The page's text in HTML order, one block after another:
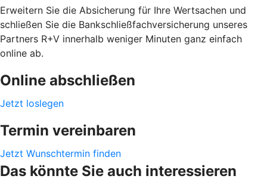
Erweitern Sie die Absicherung für Ihre Wertsachen und
schließen Sie die Bankschließfachversicherung unseres
Partners R+V innerhalb weniger Minuten ganz einfach
online ab.
Online abschließen
Jetzt loslegen
Termin vereinbaren
Jetzt Wunschtermin finden
Das könnte Sie auch interessieren